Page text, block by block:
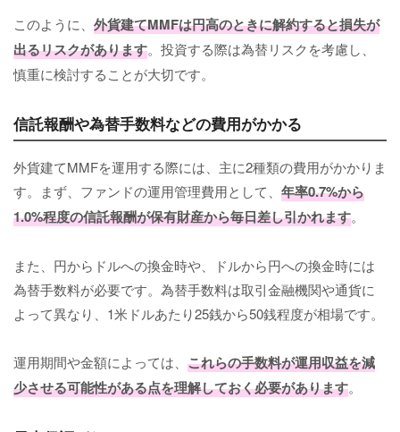
このように、 外貨建てMMFは円高のときに解約すると損失が
出るリスクがあります。投資する際は為替リスクを考慮し、
慎重に検討することが大切です。
信託報酬や為替手数料などの費用がかかる
外貨建てMMFを運用する際には、主に2種類の費用がかかりま
す。まず、ファンドの運用管理費用として、 年率0.7%から
1.0%程度の信託報酬が保有財産から毎日差し引かれます。
また、円からドルへの換金時や、ドルから円への換金時には
為替手数料が必要です。為替手数料は取引金融機関や通貨に
よって異なり、1米ドルあたり25銭から50銭程度が相場です。
運用期間や金額によっては、 これらの手数料が運用収益を減
少させる可能性がある点を理解しておく必要があります。